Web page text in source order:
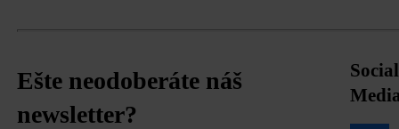
Ešte neodoberáte náš
newsletter?
Social